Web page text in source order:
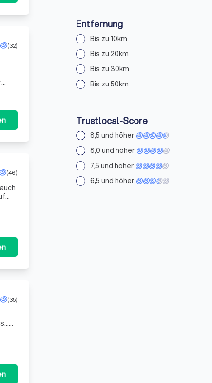
(32)
(46)
(35)
Entfernung
Bis zu 10km
Bis zu 20km
Bis zu 30km
Bis zu 50km
Trustlocal-Score
8,5 und höher
8,0 und höher
7,5 und höher
6,5 und höher